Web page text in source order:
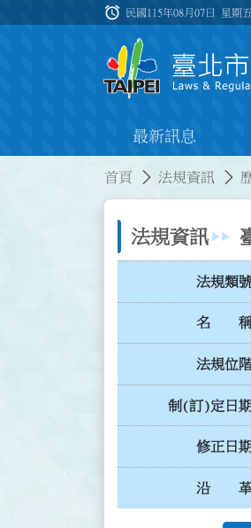
:::
alarm 民國115年08月07日 星期
最新訊息
首頁 法規資訊
法規資訊
法規類
名
法規位
制(訂)定日
修正日
沿